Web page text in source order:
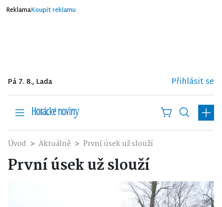
ReklamaKoupit reklamu
Pá 7. 8., Lada Přihlásit se
Úvod Aktuálně První úsek už slouží
První úsek už slouží